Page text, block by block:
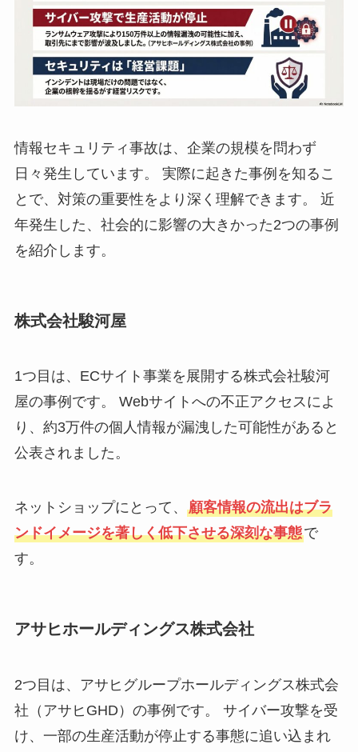
情報セキュリティ事故は、企業の規模を問わず
日々発生しています。 実際に起きた事例を知るこ
とで、対策の重要性をより深く理解できます。 近
年発生した、社会的に影響の大きかった2つの事例
を紹介します。
株式会社駿河屋
1つ目は、ECサイト事業を展開する株式会社駿河
屋の事例です。 Webサイトへの不正アクセスによ
り、約3万件の個人情報が漏洩した可能性があると
公表されました。
ネットショップにとって、 顧客情報の流出はブラ
ンドイメージを著しく低下させる深刻な事態で
す。
アサヒホールディングス株式会社
2つ目は、アサヒグループホールディングス株式会
社（アサヒGHD）の事例です。 サイバー攻撃を受
け、一部の生産活動が停止する事態に追い込まれ